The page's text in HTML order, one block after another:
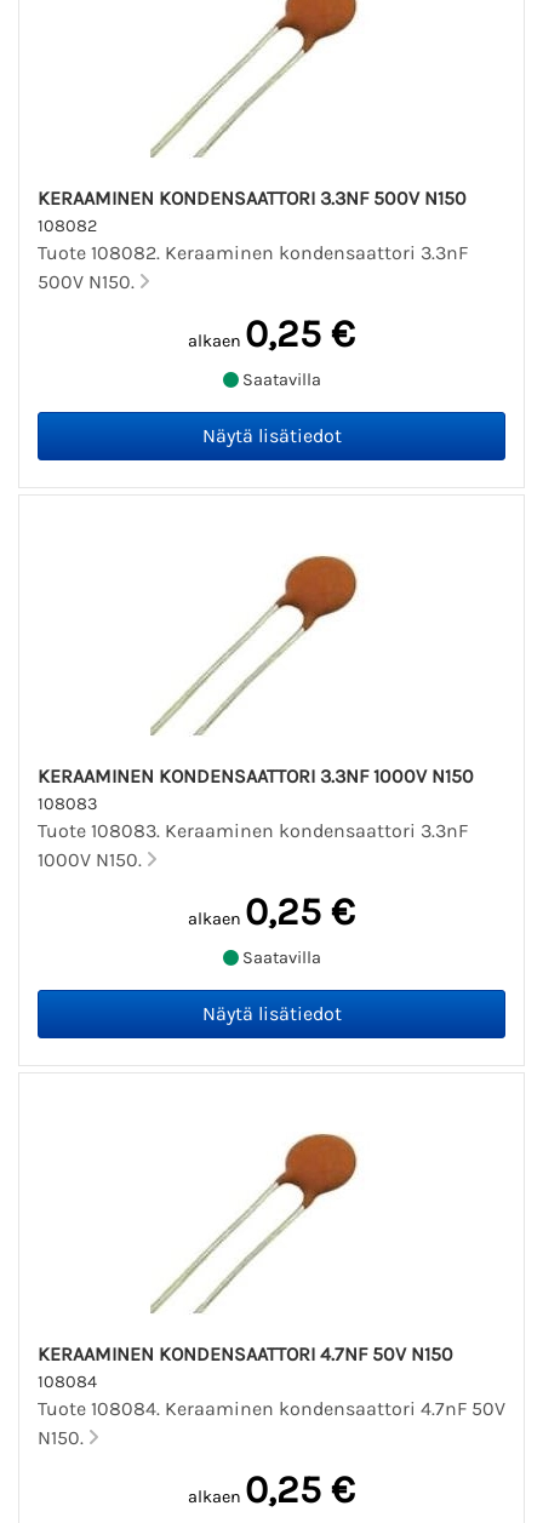
KERAAMINEN KONDENSAATTORI 3.3NF 500V N150
108082
Tuote 108082. Keraaminen kondensaattori 3.3nF
500V N150.
alkaen 0,25 €
Saatavilla
KERAAMINEN KONDENSAATTORI 3.3NF 1000V N150
108083
Tuote 108083. Keraaminen kondensaattori 3.3nF
1000V N150.
alkaen 0,25 €
Saatavilla
KERAAMINEN KONDENSAATTORI 4.7NF 50V N150
108084
Tuote 108084. Keraaminen kondensaattori 4.7nF 50V
N150.
alkaen 0,25 €